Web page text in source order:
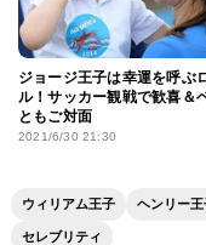
ジョージ王子は幸運を呼ぶ
ル！サッカー観戦で歓喜＆
ともご対面
2021/6/30 21:30
ウィリアム王子 ヘンリー王
セレブリティ